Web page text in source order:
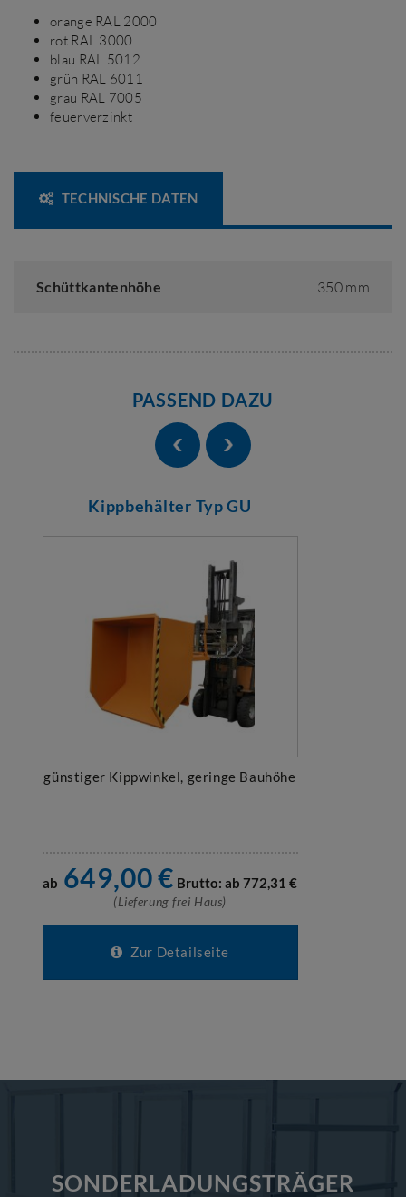
orange RAL 2000
rot RAL 3000
blau RAL 5012
grün RAL 6011
grau RAL 7005
feuerverzinkt
TECHNISCHE DATEN
Schüttkantenhöhe 350 mm
PASSEND DAZU
Kippbehälter Typ GU
günstiger Kippwinkel, geringe Bauhöhe
ab 649,00€ Brutto: ab 772,31 €
(Lieferung frei Haus)
Zur Detailseite
SONDERLADUNGSTRÄGER